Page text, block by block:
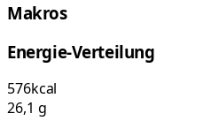
Makros
Energie-Verteilung
576kcal
26,1 g